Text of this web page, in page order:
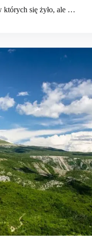
których się żyło, ale …